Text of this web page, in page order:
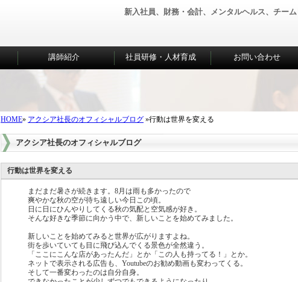
新入社員、財務・会計、メンタルヘルス、チー
講師紹介 社員研修・人材育成 お問い合わせ
HOME» アクシア社長のオフィシャルブログ »行動は世界を変える
アクシア社長のオフィシャルブログ
行動は世界を変える
まだまだ暑さが続きます。8月は雨も多かったので
爽やかな秋の空が待ち遠しい今日この頃。
日に日にひんやりしてくる秋の気配と空気感が好き。
そんな好きな季節に向かう中で、新しいことを始めてみました。
新しいことを始めてみると世界が広がりますよね。
街を歩いていても目に飛び込んでくる景色が全然違う。
「ここにこんな店があったんだ」とか「この人も持ってる！」
とか。
ネットで表示される広告も、 Youtubeのお勧め動画も変わってくる。
そして一番変わったのは自分自身。